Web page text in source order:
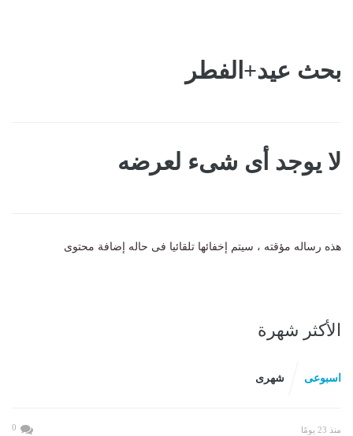
بحث عيد+الفطر
لا يوجد أى شىء لعرضه
هذه رساله مؤقته ، سيتم إخفائها تلقائيا فى حاله إضافة محتوى
الأكثر شهرة
اسبوعى شهرى
منذ 23 يومًا 0